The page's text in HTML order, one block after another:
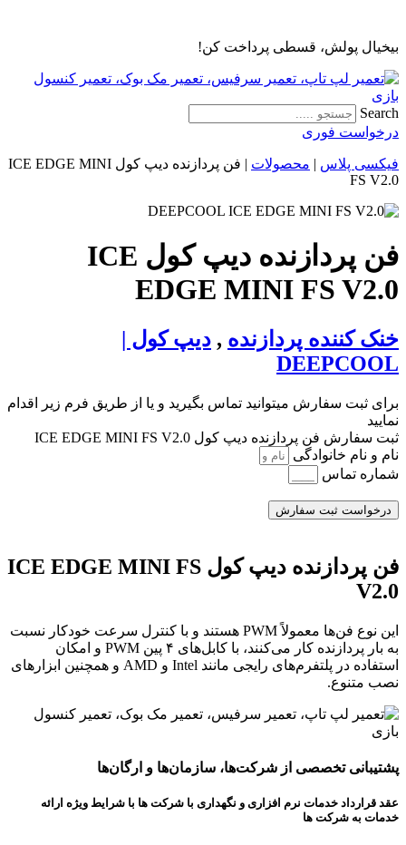
محتوا
بیخیال پولش، قسطی پرداخت کن!
Search
درخواست فوری
فیکسی پلاس | محصولات |
فن پردازنده دیپ کول ICE EDGE MINI
FS V2.0
فن پردازنده دیپ کول ICE
EDGE MINI FS V2.0
خنک کننده پردازنده , دیپ کول |
DEEPCOOL
برای ثبت سفارش میتوانید تماس بگیرید و یا از طریق فرم زیر اقدام
نمایید
ثبت سفارش فن پردازنده دیپ کول ICE EDGE MINI FS V2.0
نام و نام خانوادگی
شماره تماس
درخواست ثبت سفارش
فن پردازنده دیپ کول ICE EDGE MINI FS
V2.0
این نوع فن‌ها معمولاً PWM هستند و با کنترل سرعت خودکار نسبت
به بار پردازنده کار می‌کنند، با کابل‌های ۴ پین PWM و امکان
استفاده در پلتفرم‌های رایجی مانند Intel و AMD و همچنین ابزارهای
نصب متنوع.
پشتیبانی تخصصی از شرکت‌ها، سازمان‌ها و ارگان‌ها
عقد قرارداد خدمات نرم افزاری و نگهداری با شرکت ها با شرایط ویژه ارائه
خدمات به شرکت ها